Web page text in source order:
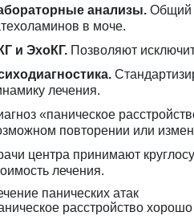
анализы. Общий
в моче.
и ЭхоКГ. Позволяют
лечения.
«паническое
повторении или
центра принимают
лечения.
панических атак
расстройство